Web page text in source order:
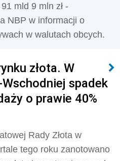
mld 9 mln zł -
NBP w informacji o
w walutach obcych.
złota. W
spadek
o prawie 40%
Rady Złota w
tego roku zanotowano